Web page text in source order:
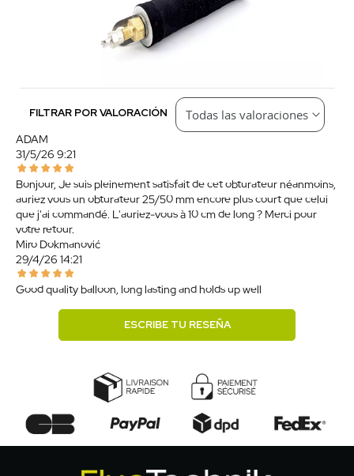
FILTRAR POR VALORACIÓN
ADAM
31/5/26 9:21
Bonjour, Je suis pleinement satisfait de cet obturateur néanmoins,
auriez vous un obturateur 25/50 mm encore plus court que celui
que j'ai commandé. L'auriez-vous à 10 cm de long ? Merci pour
votre retour.
Miro Dokmanović
29/4/26 14:21
Good quality balloon, long lasting and holds up well
ESCRIBE TU RESEÑA